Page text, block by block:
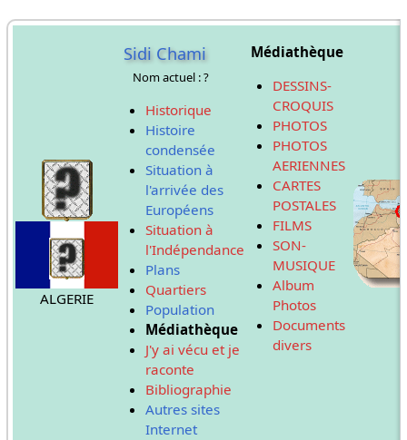
ALGERIE
Sidi Chami
Nom actuel : ?
Historique
Histoire
condensée
Situation à
l'arrivée des
Européens
Situation à
l'Indépendance
Plans
Quartiers
Population
Médiathèque
J'y ai vécu et je
raconte
Bibliographie
Autres sites
Internet
Médiathèque
DESSINS-
CROQUIS
PHOTOS
PHOTOS
AERIENNES
CARTES
POSTALES
FILMS
SON-
MUSIQUE
Album
Photos
Documents
divers